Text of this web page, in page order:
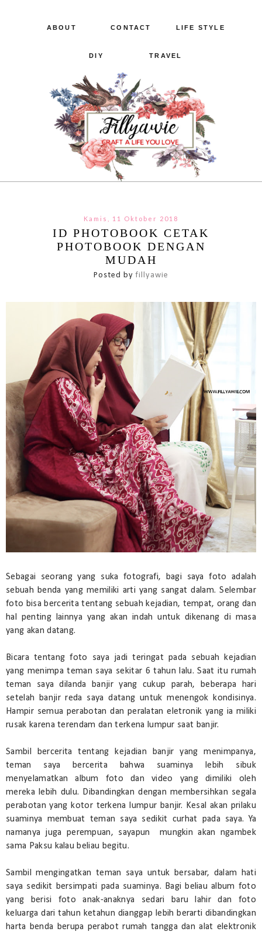
ABOUT CONTACT LIFE STYLE
DIY TRAVEL
Kamis, 11 Oktober 2018
ID PHOTOBOOK CETAK
PHOTOBOOK DENGAN
MUDAH
Posted byfillyawie
Sebagai seorang yang suka fotografi, bagi saya foto adalah
sebuah benda yang memiliki arti yang sangat dalam. Selembar
foto bisa bercerita tentang sebuah kejadian, tempat, orang dan
hal penting lainnya yang akan indah untuk dikenang di masa
yang akan datang.
Bicara tentang foto saya jadi teringat pada sebuah kejadian
yang menimpa teman saya sekitar 6 tahun lalu. Saat itu rumah
teman saya dilanda banjir yang cukup parah, beberapa hari
setelah banjir reda saya datang untuk menengok kondisinya.
Hampir semua perabotan dan peralatan eletronik yang ia miliki
rusak karena terendam dan terkena lumpur saat banjir.
Sambil bercerita tentang kejadian banjir yang menimpanya,
teman saya bercerita bahwa suaminya lebih sibuk
menyelamatkan album foto dan video yang dimiliki oleh
mereka lebih dulu. Dibandingkan dengan membersihkan segala
perabotan yang kotor terkena lumpur banjir. Kesal akan prilaku
suaminya membuat teman saya sedikit curhat pada saya. Ya
namanya juga perempuan, sayapun mungkin akan ngambek
sama Paksu kalau beliau begitu.
Sambil mengingatkan teman saya untuk bersabar, dalam hati
saya sedikit bersimpati pada suaminya. Bagi beliau album foto
yang berisi foto anak-anaknya sedari baru lahir dan foto
keluarga dari tahun ketahun dianggap lebih berarti dibandingkan
harta benda berupa perabot rumah tangga dan alat elektronik